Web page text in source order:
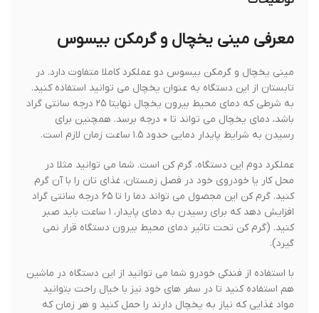
معرفی ميني يخچال و گرمكن بيسوس
ميني يخچال و گرمكن بيسوس دو عملکرد کاملا متفاوت دارد. در
تابستان از این دستگاه به عنوان یخچال می توانید استفاده کنید.
به شرطی که دمای محیط بیرون یخچال نهایتا ۲۵ درجه سانتی گراد
باشد، دمای یخچال می تواند تا ۰ درجه برسد. همچنین برای
رسیدن به شرایط پایدار دمایی حدود ۱.۵ ساعت زمان لازم است.
عملکرد دوم این دستگاه، گرم کن است. شما می توانید مثلا در
محل کار یا خودروی خود در فصل زمستان، غذای تان را با آن گرم
کنید. گرم کن این مجصول می تواند دما را تا ۶۵ درجه سانتی گراد
افزایش دهد که برای رسیدن به دمای پایدار، ۱ ساعت باید صبر
کنید. (گرم کن تحت تاثیر دمای محیط بیرون دستگاه قرار نمی
گیرد).
با استفاده از فندکی خودرو شما می توانید از این دستگاه در ماشین
هم استفاده کنید تا در سفر های خود نیز با خیال راحت بتوانید
مواد غذایی که نیاز به یخچال دارند را حمل کنید و هر زمان که